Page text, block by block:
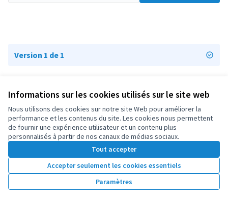
Informations sur les cookies utilisés sur le site web
Nous utilisons des cookies sur notre site Web pour améliorer la
performance et les contenus du site. Les cookies nous permettent
de fournir une expérience utilisateur et un contenu plus
personnalisés à partir de nos canaux de médias sociaux.
Tout accepter
Accepter seulement les cookies essentiels
Paramètres
Version 1 de 1
Conditions d'utilisation
Paramètres des cookies
OIDP sur X
(Lien externe)
OIDP sur Facebook
(Lien externe)
OIDP sur YouTube
(Lien externe)
Français
Choose languageChoisir la langueElegir el idioma
Site réalisé grâce aulogiciel libre Decidim .
Licence
(Lien